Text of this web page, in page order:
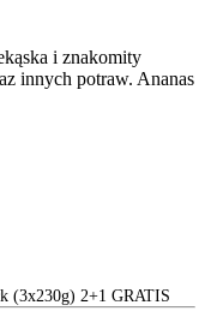
i znakomity
innych potraw. Ananas
(3x230g) 2+1 GRATIS